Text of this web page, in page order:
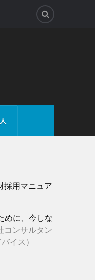
採用マニュア
めに、今しな
コンサルタン
イス）